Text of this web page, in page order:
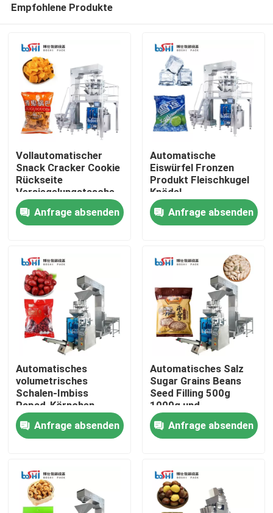
Nach Hause
Über uns
Produkte
Verpackungsmaschine für Pulver
Vertikale Verpackungsmaschine
Granulat-Verpackungsmaschine
Pulverfüllmaschine
Imbiss-Verpackungsmaschine
Tiefkühlkost-Verpackungsmaschine
Empfohlene Produkte
Vollautomatischer
Snack Cracker Cookie
Rückseite
Versiegelungstasche
Vertikalverpackungsmaschine
Anfrage absenden
Automatische
Eiswürfel Fronzen
Produkt Fleischkugel
Knödel
Verpackungsmaschine
mit 10 Kopf wiegt
Anfrage absenden
Automatisches
volumetrisches
Schalen-Imbiss
Papad-Körnchen-
feines Körnchen-
vertikale
Verpackungsmaschine
Anfrage absenden
Automatisches Salz
Sugar Grains Beans
Seed Filling 500g
1000g und
Verpackungsmaschine
Anfrage absenden